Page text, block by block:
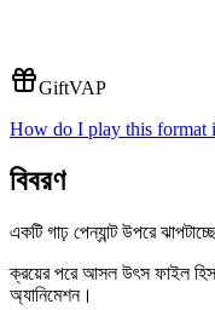
GiftVAP
How do I play this format
বিবরণ
একটি গাঢ় পেন্যান্ট উপরে
ক্রয়ের পরে আসল উৎস ফাইল
অ্যানিমেশন।